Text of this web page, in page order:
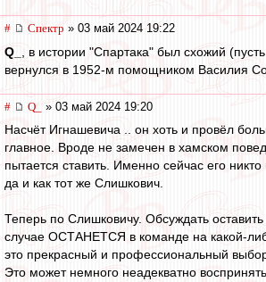
# Спектр » 03 май 2024 19:22
Q_
, в истории "Спартака" был схожий
вернулся в 1952-м помощником Василия
# Q_ » 03 май 2024 19:20
Насчёт Игнашевича .. он хоть и провёл
главное. Вроде не замечен в хамском
пытается ставить. Именно сейчас его
да и как тот же Слишкович.
Теперь по Слишковичу. Обсуждать
случае ОСТАНЕТСЯ в команде на какой-
это прекрасный и профессиональный
Это может немного неадекватно